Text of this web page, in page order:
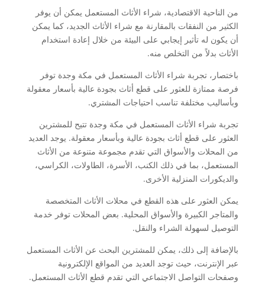
من الناحية الاقتصادية، شراء الأثاث المستعمل يمكن أن يوفر
الكثير من النفقات بالمقارنة مع شراء الأثاث الجديد، كما يمكن
أن يكون له تأثير إيجابي على البيئة من خلال إعادة استخدام
الأثاث بدلاً من التخلص منه.
باختصار، تجربة شراء الأثاث المستعمل في مكة وجدة توفر
فرصة ممتازة للعثور على قطع أثاث بجودة عالية بأسعار معقولة
وبأساليب مختلفة تناسب احتياجات المشتري.
تجربة شراء الأثاث المستعمل في مكة وجدة تتيح للمشترين
العثور على قطع أثاث بجودة عالية وبأسعار معقولة. يوجد العديد
من المحلات والأسواق التي تقدم مجموعة متنوعة من الأثاث
المستعمل، بما في ذلك الكنب، الأسرة، الطاولات، الكراسي،
والديكورات المنزلية الأخرى.
يمكن العثور على هذه القطع في محلات الأثاث المتخصصة
والمتاجر الكبيرة والأسواق المحلية. بعض المحلات توفر خدمة
التوصيل لسهولة الشراء والنقل.
بالإضافة إلى ذلك، يمكن للمشترين البحث عن الأثاث المستعمل
عبر الإنترنت، حيث توجد العديد من المواقع الإلكترونية
وصفحات التواصل الاجتماعي التي تقدم قطع الأثاث المستعمل.